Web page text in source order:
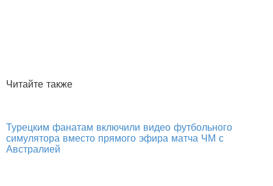
Читайте также
Турецким фанатам включили видео футбольного
симулятора вместо прямого эфира матча ЧМ с
Австралией